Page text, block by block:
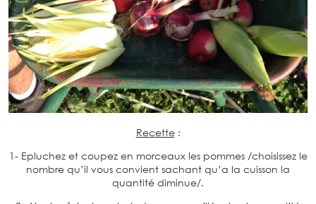
Recette:
1- Epluchez et coupez en morceaux les pommes /choisissez le
nombre qu’il vous convient sachant qu’a la cuisson la
quantité diminue/.